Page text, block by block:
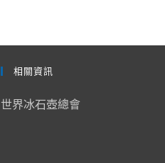
相關資訊
世界冰石壺總會